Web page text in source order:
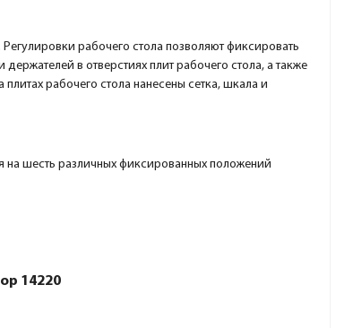
рабочего стола позволяют фиксировать
в отверстиях плит рабочего стола, а также
рабочего стола нанесены сетка, шкала и
на шесть различных фиксированных положений
14220